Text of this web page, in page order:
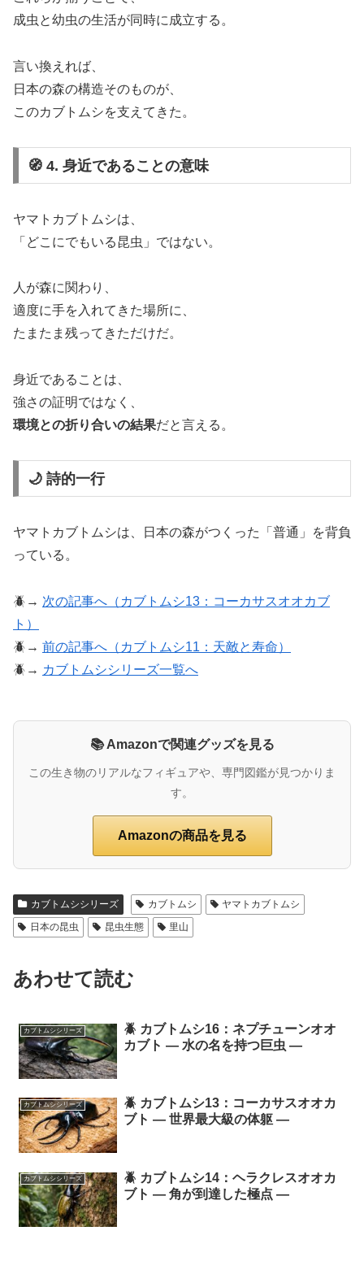
成虫と幼虫の生活が同時に成立する。
言い換えれば、
日本の森の構造そのものが、
このカブトムシを支えてきた。
🧭 4. 身近であることの意味
ヤマトカブトムシは、
「どこにでもいる昆虫」ではない。
人が森に関わり、
適度に手を入れてきた場所に、
たまたま残ってきただけだ。
身近であることは、
強さの証明ではなく、
環境との折り合いの結果だと言える。
🌙 詩的一行
ヤマトカブトムシは、日本の森がつくった「普通」を背負
っている。
🪲→ 次の記事へ（カブトムシ13：コーカサスオオカブ
ト）
🪲→ 前の記事へ（カブトムシ11：天敵と寿命）
🪲→ カブトムシシリーズ一覧へ
📚 Amazonで関連グッズを見る
この生き物のリアルなフィギュアや、専門図鑑が見つかりま
す。
Amazonの商品を見る
カブトムシシリーズ カブトムシ
ヤマトカブトムシ
日本の昆虫
昆虫生態 里山
あわせて読む
カブトムシシリーズ
🪲 カブトムシ16：ネプチューンオオ
カブト ― 水の名を持つ巨虫 ―
カブトムシシリーズ
🪲 カブトムシ13：コーカサスオオカ
ブト ― 世界最大級の体躯 ―
カブトムシシリーズ
🪲 カブトムシ14：ヘラクレスオオカ
ブト ― 角が到達した極点 ―